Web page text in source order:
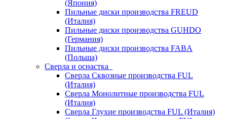
(Япония)
Пильные диски производства FREUD
(Италия)
Пильные диски производства GUHDO
(Германия)
Пильные диски производства FABA
(Польша)
Сверла и оснастка
Сверла Сквозные производства FUL
(Италия)
Сверла Монолитные производства FUL
(Италия)
Сверла Глухие производства FUL (Италия)